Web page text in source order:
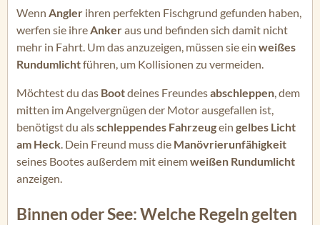
Wenn Angler ihren perfekten Fischgrund gefunden haben,
werfen sie ihreAnkeraus und befinden sich damit nicht
mehr in Fahrt. Um das anzuzeigen, müssen sie ein weißes
Rundumlichtführen, um Kollisionen zu vermeiden.
Möchtest du das Bootdeines Freundesabschleppen, dem
mitten im Angelvergnügen der Motor ausgefallen ist,
benötigst du alsschleppendes Fahrzeugein gelbes Licht
am Heck. Dein Freund muss die Manövrierunfähigkeit
seines Bootes außerdem mit einemweißen Rundumlicht
anzeigen.
Binnen oder See: Welche Regeln gelten